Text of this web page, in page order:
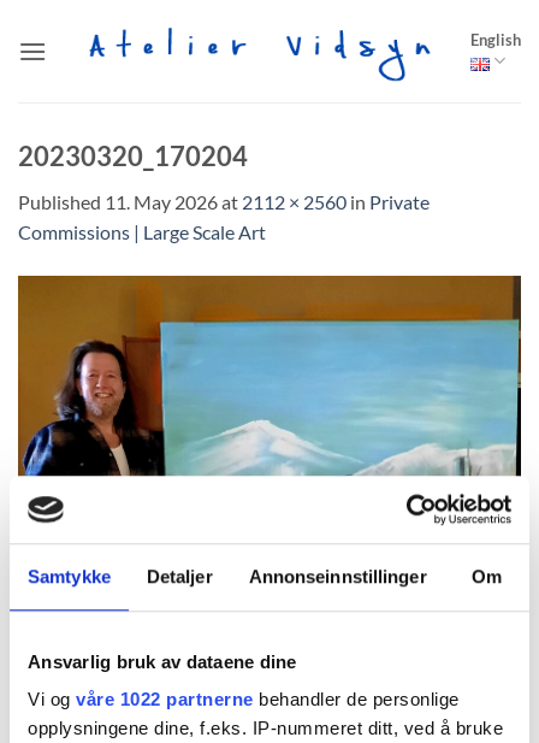
Samtykke Detaljer Annonseinnstillinger Om
Ansvarlig bruk av dataene dine
Vi og våre 1022 partnerne behandler de personlige
opplysningene dine, f.eks. IP-nummeret ditt, ved å bruke
English
20230320_170204
Published 11. May 2026at 2112 × 2560 in Private
Commissions | Large Scale Art